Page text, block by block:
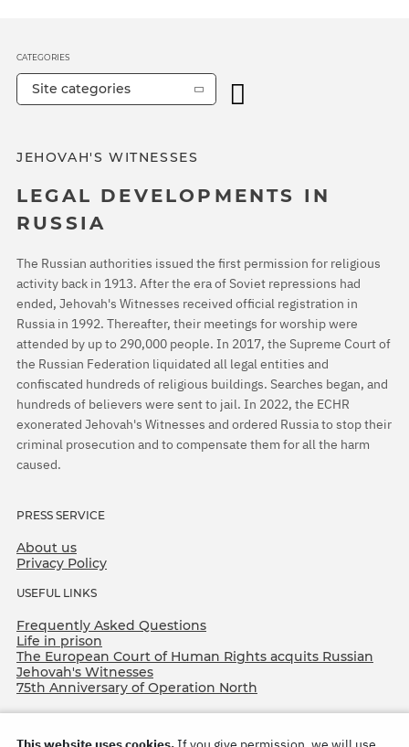
JEHOVAH'S WITNESSES
LEGAL DEVELOPMENTS IN
RUSSIA
The Russian authorities issued the first permission for religious
activity back in 1913. After the era of Soviet repressions had
ended, Jehovah's Witnesses received official registration in
Russia in 1992. Thereafter, their meetings for worship were
attended by up to 290,000 people. In 2017, the Supreme Court of
the Russian Federation liquidated all legal entities and
confiscated hundreds of religious buildings. Searches began, and
hundreds of believers were sent to jail. In 2022, the ECHR
exonerated Jehovah's Witnesses and ordered Russia to stop their
criminal prosecution and to compensate them for all the harm
caused.
PRESS SERVICE
About us
Privacy Policy
USEFUL LINKS
Frequently Asked Questions
Life in prison
The European Court of Human Rights acquits Russian
Jehovah's Witnesses
75th Anniversary of Operation North
CATEGORIES
Site categories